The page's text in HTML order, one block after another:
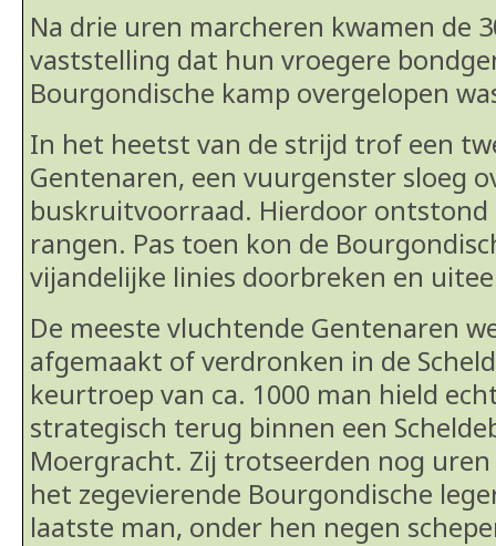
Na drie uren marcheren kwamen de
vaststelling dat hun vroegere
Bourgondische kamp overgelopen
In het heetst van de strijd trof een
Gentenaren, een vuurgenster sloeg
buskruitvoorraad. Hierdoor ontstond
rangen. Pas toen kon de
vijandelijke linies doorbreken en
De meeste vluchtende Gentenaren
afgemaakt of verdronken in de
keurtroep van ca. 1000 man hield
strategisch terug binnen een
Moergracht. Zij trotseerden nog
het zegevierende Bourgondische
laatste man, onder hen negen